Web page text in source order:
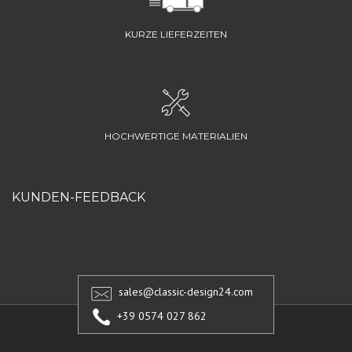
KURZE LIEFERZEITEN
HOCHWERTIGE MATERIALIEN
KUNDEN-FEEDBACK
sales@classic-design24.com
+39 0574 027 862